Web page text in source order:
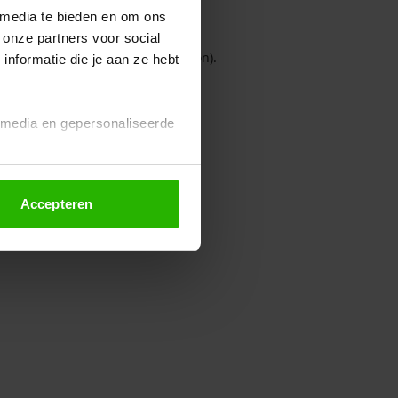
te bieden en om ons
partners voor social
die je aan ze hebt
en gepersonaliseerde
altijd wijzigen of
Accepteren
console for more information).